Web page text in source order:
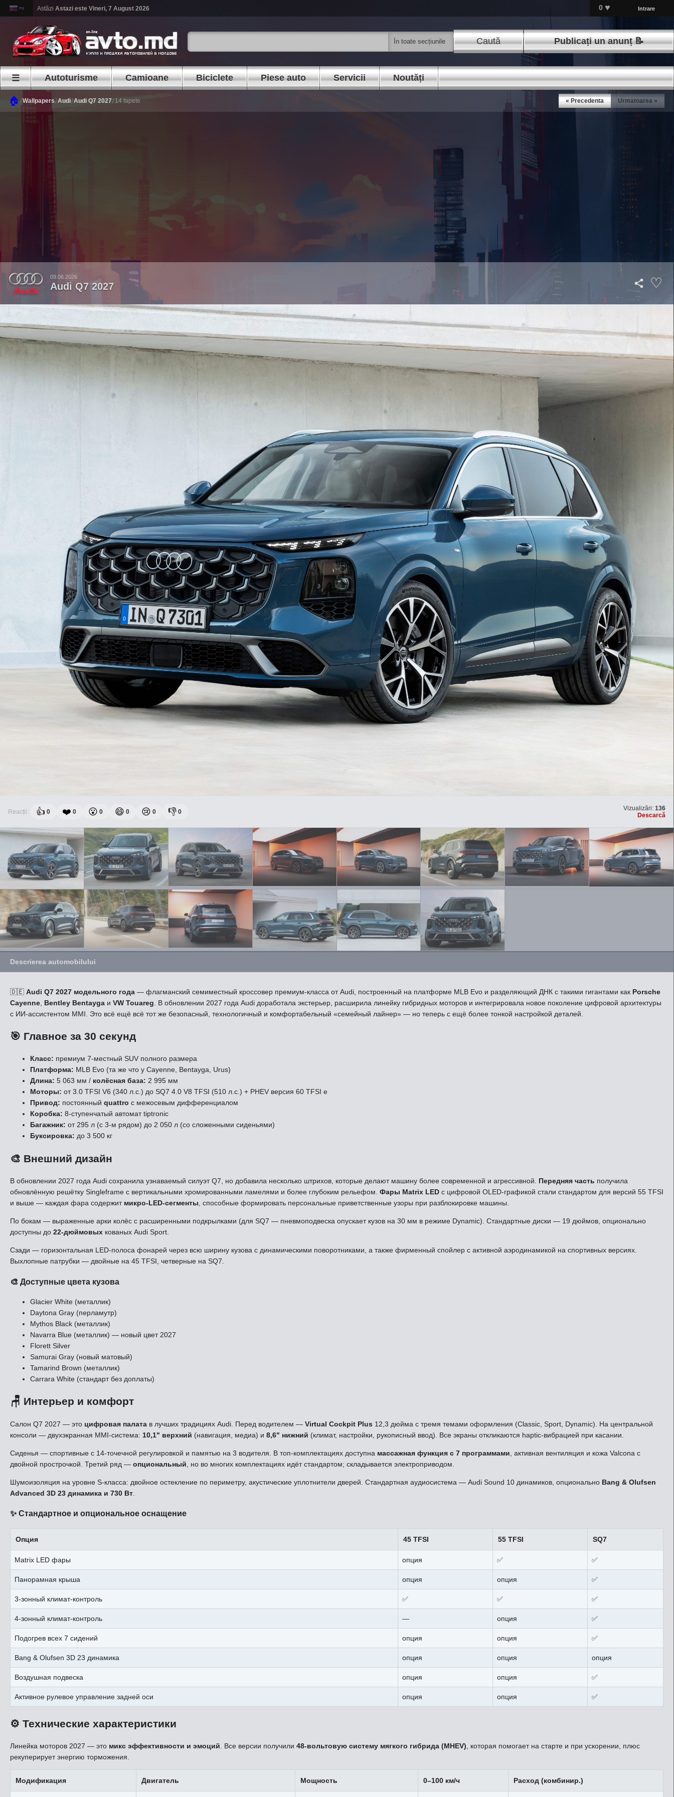
Astăzi Astazi este Vineri, 7 August 2026 0 ♥ Intrare
Caută Publicați un anunț 📝
☰ Autoturisme Camioane Biciclete Piese auto Servicii Noutăți
🏠 /Wallpapers/Audi/Audi Q7 2027/14 tapete « Precedenta Urmatoarea »
09.06.2026
Audi Q7 2027
Reacții: 👍 0 ❤️ 0 😮 0 😄 0 😢 0 👎 0 Vizualizări: 136
Descarcă
Descrierea automobilului
🇩🇪 Audi Q7 2027 модельного года — флагманский семиместный кроссовер премиум-класса от Audi, построенный на платформе MLB Evo и разделяющий ДНК с такими гигантами как Porsche
Cayenne Bentley Bentayga и VW Touareg . В обновлении 2027 года Audi доработала экстерьер, расширила линейку гибридных моторов и интегрировала новое поколение цифровой архитектуры
с ИИ-ассистентом MMI. Это всё ещё всё тот же безопасный, технологичный и комфортабельный «семейный лайнер» — но теперь с ещё более тонкой настройкой деталей.
🎯 Главное за 30 секунд
Класс: премиум 7-местный SUV полного размера
Платформа: MLB Evo (та же что у Cayenne, Bentayga, Urus)
Длина: 5 063 мм / колёсная база: 2 995 мм
Моторы: от 3.0 TFSI V6 (340 л.с.) до SQ7 4.0 V8 TFSI (510 л.с.) + PHEV версия 60 TFSI e
Привод: постоянный quattro с межосевым дифференциалом
Коробка: 8-ступенчатый автомат tiptronic
Багажник: от 295 л (с 3-м рядом) до 2 050 л (со сложенными сиденьями)
Буксировка: до 3 500 кг
🎨 Внешний дизайн
В обновлении 2027 года Audi сохранила узнаваемый силуэт Q7, но добавила несколько штрихов, которые делают машину более современной и агрессивной. Передняя часть получила
обновлённую решётку Singleframe с вертикальными хромированными ламелями и более глубоким рельефом. Фары Matrix LED с цифровой OLED-графикой стали стандартом для версий 55 TFSI
и выше — каждая фара содержит микро-LED-сегменты, способные формировать персональные приветственные узоры при разблокировке машины.
По бокам — выраженные арки колёс с расширенными подкрылками (для SQ7 — пневмоподвеска опускает кузов на 30 мм в режиме Dynamic). Стандартные диски — 19 дюймов, опционально
доступны до 22-дюймовых кованых Audi Sport.
Сзади — горизонтальная LED-полоса фонарей через всю ширину кузова с динамическими поворотниками, а также фирменный спойлер с активной аэродинамикой на спортивных версиях.
Выхлопные патрубки — двойные на 45 TFSI, четверные на SQ7.
🎨 Доступные цвета кузова
Glacier White (металлик)
Daytona Gray (перламутр)
Mythos Black (металлик)
Navarra Blue (металлик) — новый цвет 2027
Florett Silver
Samurai Gray (новый матовый)
Tamarind Brown (металлик)
Carrara White (стандарт без доплаты)
🪑 Интерьер и комфорт
Салон Q7 2027 — это цифровая палата в лучших традициях Audi. Перед водителем — Virtual Cockpit Plus 12,3 дюйма с тремя темами оформления (Classic, Sport, Dynamic). На центральной
консоли — двухэкранная MMI-система: 10,1" верхний (навигация, медиа) и 8,6" нижний (климат, настройки, рукописный ввод). Все экраны откликаются haptic-вибрацией при касании.
Сиденья — спортивные с 14-точечной регулировкой и памятью на 3 водителя. В топ-комплектациях доступна массажная функция с 7 программами , активная вентиляция и кожа Valcona с
двойной прострочкой. Третий ряд — опциональный , но во многих комплектациях идёт стандартом; складывается электроприводом.
Шумоизоляция на уровне S-класса: двойное остекление по периметру, акустические уплотнители дверей. Стандартная аудиосистема — Audi Sound 10 динамиков, опционально Bang & Olufsen
Advanced 3D 23 динамика и 730 Вт
✨ Стандартное и опциональное оснащение
Опция 45 TFSI 55 TFSI SQ7
Matrix LED фары опция ✅ ✅
Панорамная крыша опция опция ✅
3-зонный климат-контроль ✅ ✅ ✅
4-зонный климат-контроль — опция ✅
Подогрев всех 7 сидений опция опция ✅
Bang & Olufsen 3D 23 динамика опция опция опция
Воздушная подвеска опция опция ✅
Активное рулевое управление задней оси опция опция ✅
⚙️ Технические характеристики
Линейка моторов 2027 — это микс эффективности и эмоций. Все версии получили 48-вольтовую систему мягкого гибрида (MHEV), которая помогает на старте и при ускорении, плюс
рекуперирует энергию торможения.
Модификация Двигатель Мощность 0–100 км/ч Расход (комбинир.)